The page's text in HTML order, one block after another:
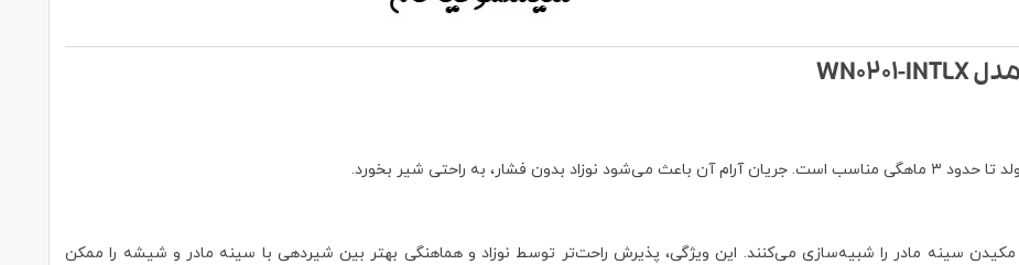
به راحتی شیر بخورد.
سینه مادر را شبیه‌سازی می‌کنند. این ویژگی، پذیرش راحت‌تر توسط نوزاد و هماهنگی بهتر بین شیردهی با سینه مادر و شیشه را ممکن